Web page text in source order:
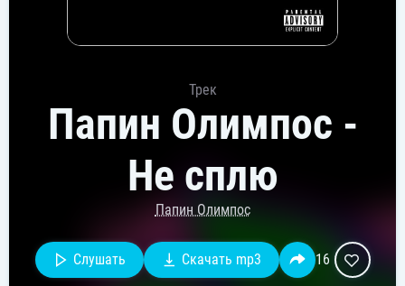
Трек
Папин Олимпос -
Не сплю
Папин Олимпос
Слушать Скачать mp3 16